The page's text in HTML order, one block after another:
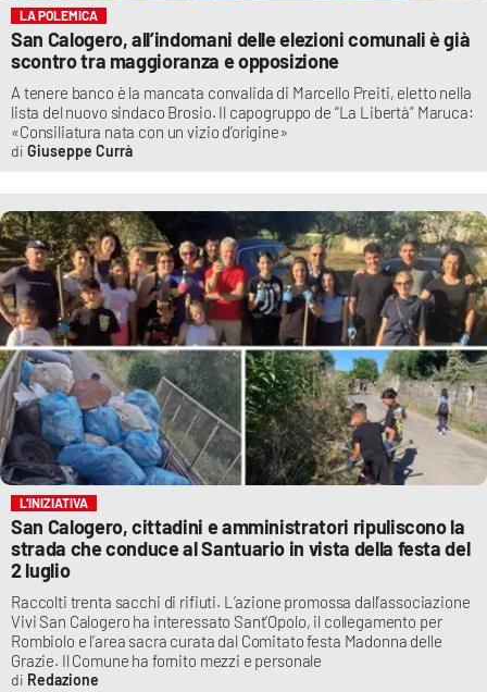
LA POLEMICA
San Calogero, all’indomani delle elezioni comunali è già
scontro tra maggioranza e opposizione
A tenere banco è la mancata convalida di Marcello Preiti, eletto nella
lista del nuovo sindaco Brosio. Il capogruppo de “La Libertà” Maruca:
«Consiliatura nata con un vizio d’origine»
Giuseppe Currà
L’INIZIATIVA
San Calogero, cittadini e amministratori ripuliscono la
strada che conduce al Santuario in vista della festa del
2 luglio
Raccolti trenta sacchi di rifiuti. L’azione promossa dall’associazione
Vivi San Calogero ha interessato Sant’Opolo, il collegamento per
Rombiolo e l’area sacra curata dal Comitato festa Madonna delle
Grazie. Il Comune ha fornito mezzi e personale
Redazione